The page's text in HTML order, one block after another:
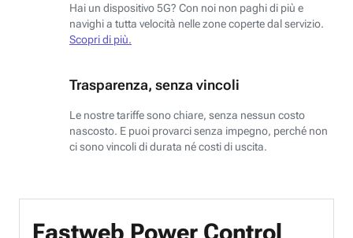
Hai un dispositivo 5G? Con noi non paghi di più e
navighi a tutta velocità nelle zone coperte dal servizio.
Scopri di più.
Trasparenza, senza vincoli
Le nostre tariffe sono chiare, senza nessun costo
nascosto. E puoi provarci senza impegno, perché non
ci sono vincoli di durata né costi di uscita.
Fastweb Power Control